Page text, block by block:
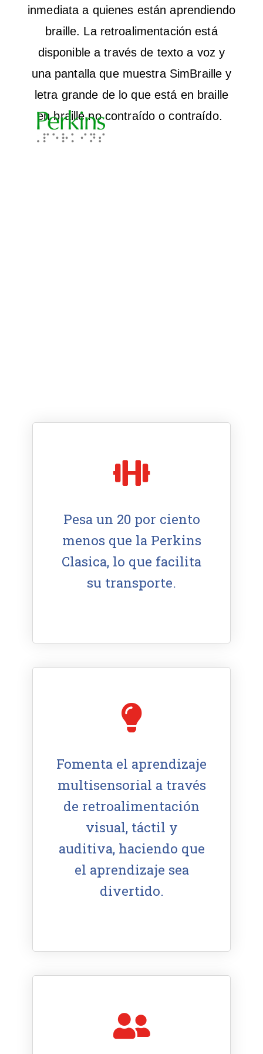
inmediata a quienes están aprendiendo
braille. La retroalimentación está
disponible a través de texto a voz y
una pantalla que muestra SimBraille y
letra grande de lo que está en braille
en braille no contraído o contraído.
Pesa un 20 por ciento
menos que la Perkins
Clasica, lo que facilita
su transporte.
Fomenta el aprendizaje
multisensorial a través
de retroalimentación
visual, táctil y
auditiva, haciendo que
el aprendizaje sea
divertido.